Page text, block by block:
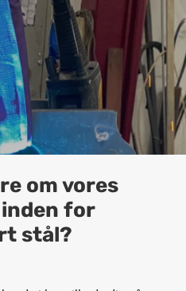
om vores
for
stål?